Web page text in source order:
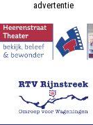
advertentie